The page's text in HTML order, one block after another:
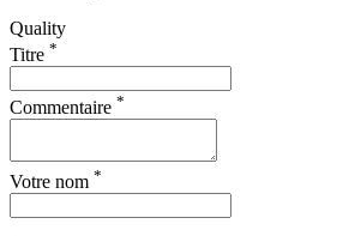
Quality
Titre *
Commentaire *
Votre nom *